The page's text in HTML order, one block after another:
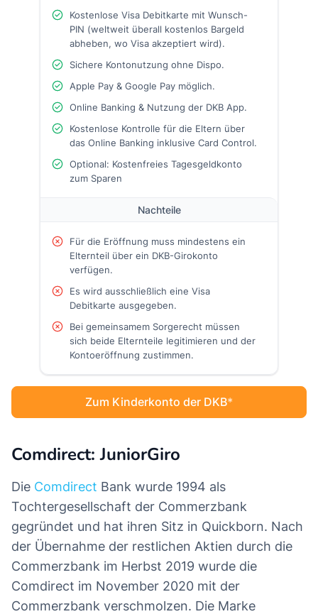
Nachteile
Kostenlose Visa Debitkarte mit Wunsch-
PIN (weltweit überall kostenlos Bargeld
abheben, wo Visa akzeptiert wird).
Sichere Kontonutzung ohne Dispo.
Apple Pay & Google Pay möglich.
Online Banking & Nutzung der DKB App.
Kostenlose Kontrolle für die Eltern über
das Online Banking inklusive Card Control.
Optional: Kostenfreies Tagesgeldkonto
zum Sparen
Für die Eröffnung muss mindestens ein
Elternteil über ein DKB-Girokonto
verfügen.
Es wird ausschließlich eine Visa
Debitkarte ausgegeben.
Bei gemeinsamem Sorgerecht müssen
sich beide Elternteile legitimieren und der
Kontoeröffnung zustimmen.
Zum Kinderkonto der DKB
Comdirect: JuniorGiro
Die Comdirect Bank wurde 1994 als
Tochtergesellschaft der Commerzbank
gegründet und hat ihren Sitz in Quickborn. Nach
der Übernahme der restlichen Aktien durch die
Commerzbank im Herbst 2019 wurde die
Comdirect im November 2020 mit der
Commerzbank verschmolzen. Die Marke